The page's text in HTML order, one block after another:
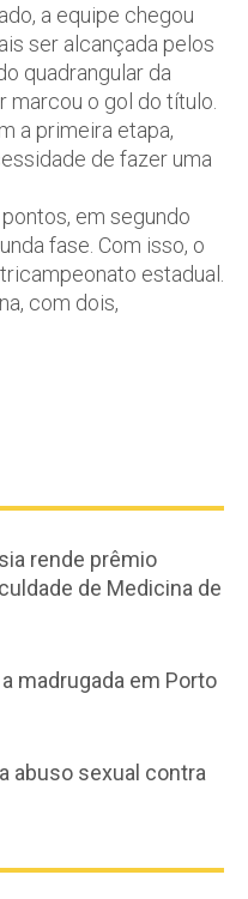
a equipe chegou
ser alcançada pelos
quadrangular da
marcou o gol do título.
a primeira etapa,
de fazer uma
em segundo
fase. Com isso, o
estadual.
com dois,
rende prêmio
de Medicina de
madrugada em Porto
abuso sexual contra